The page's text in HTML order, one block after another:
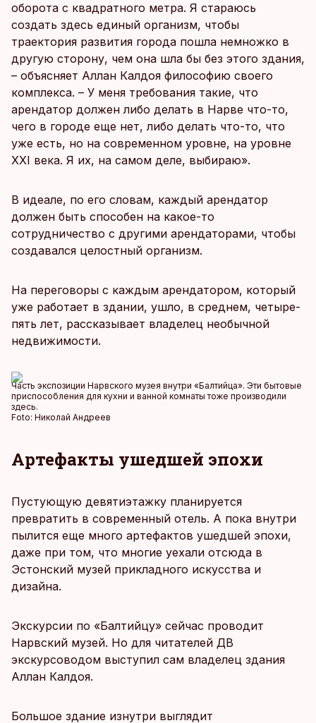
оборота с квадратного метра. Я стараюсь
создать здесь единый организм, чтобы
траектория развития города пошла немножко в
другую сторону, чем она шла бы без этого здания,
– объясняет Аллан Калдоя философию своего
комплекса. – У меня требования такие, что
арендатор должен либо делать в Нарве что-то,
чего в городе еще нет, либо делать что-то, что
уже есть, но на современном уровне, на уровне
XXI века. Я их, на самом деле, выбираю».
В идеале, по его словам, каждый арендатор
должен быть способен на какое-то
сотрудничество с другими арендаторами, чтобы
создавался целостный организм.
На переговоры с каждым арендатором, который
уже работает в здании, ушло, в среднем, четыре-
пять лет, рассказывает владелец необычной
недвижимости.
Часть экспозиции Нарвского музея внутри «Балтийца». Эти бытовые
приспособления для кухни и ванной комнаты тоже производили
здесь.
Foto: Николай Андреев
Артефакты ушедшей эпохи
Пустующую девятиэтажку планируется
превратить в современный отель. А пока внутри
пылится еще много артефактов ушедшей эпохи,
даже при том, что многие уехали отсюда в
Эстонский музей прикладного искусства и
дизайна.
Экскурсии по «Балтийцу» сейчас проводит
Нарвский музей. Но для читателей ДВ
экскурсоводом выступил сам владелец здания
Аллан Калдоя.
Большое здание изнутри выглядит